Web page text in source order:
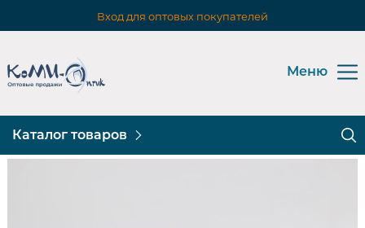
Вход для оптовых покупателей
Меню
Каталог товаров